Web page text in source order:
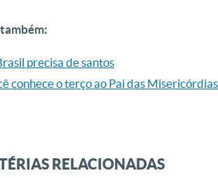
precisa de santos
conhece o terço ao Pai das
RELACIONADAS